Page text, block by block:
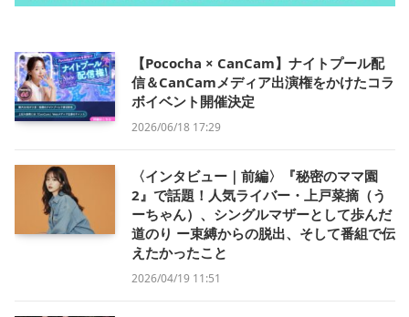
【Pococha × CanCam】ナイトプール配
信＆CanCamメディア出演権をかけたコラ
ボイベント開催決定
2026/06/18 17:29
〈インタビュー｜前編〉『秘密のママ園
2』で話題！人気ライバー・上戸菜摘（う
ーちゃん）、シングルマザーとして歩んだ
道のり ー束縛からの脱出、そして番組で伝
えたかったこと
2026/04/19 11:51